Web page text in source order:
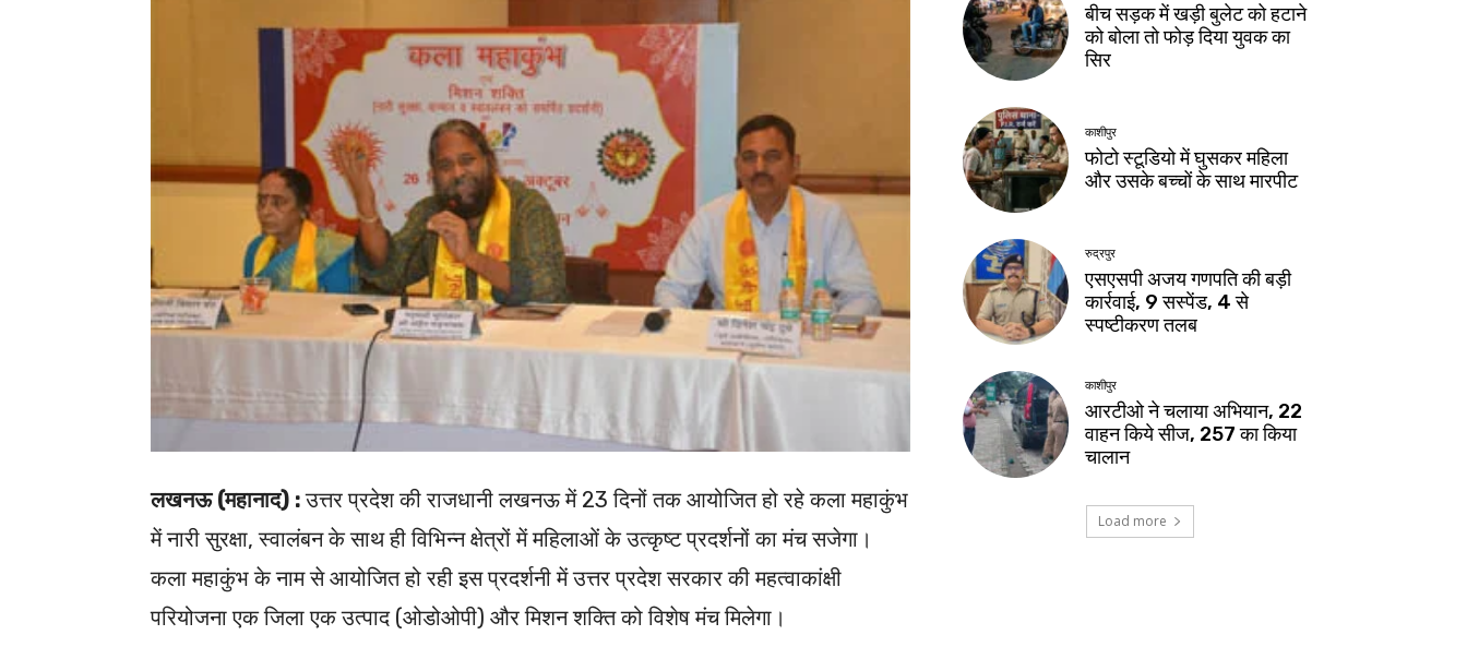
लखनऊ (महानाद) :उत्तर प्रदेश की राजधानी लखनऊ में 23 दिनों तक आयोजित हो रहे कला महाकुंभ
में नारी सुरक्षा, स्वालंबन के साथ ही विभिन्न क्षेत्रों में महिलाओं के उत्कृष्ट प्रदर्शनों का मंच सजेगा।
कला महाकुंभ के नाम से आयोजित हो रही इस प्रदर्शनी में उत्तर प्रदेश सरकार की महत्वाकांक्षी
परियोजना एक जिला एक उत्पाद (ओडोओपी) और मिशन शक्ति को विशेष मंच मिलेगा।
बीच सड़क में खड़ी बुलेट को हटाने
को बोला तो फोड़ दिया युवक का
सिर
काशीपुर
फोटो स्टूडियो में घुसकर महिला
और उसके बच्चों के साथ मारपीट
रुद्रपुर
एसएसपी अजय गणपति की बड़ी
कार्रवाई, 9 सस्पेंड, 4 से
स्पष्टीकरण तलब
काशीपुर
आरटीओ ने चलाया अभियान, 22
वाहन किये सीज, 257 का किया
चालान
Load more